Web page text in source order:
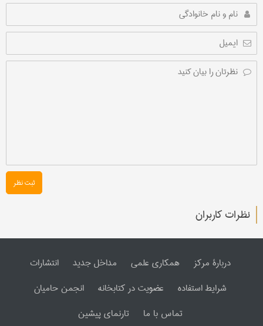
ثبت نظر
نظرات کاربران
دربارۀ مرکز همکاری علمی مداخل جدید
انتشارات
شرایط استفاده
عضویت در کتابخانه
انجمن حامیان
تماس با ما
تارنمای پیشین